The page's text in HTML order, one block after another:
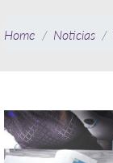
Home Noticias